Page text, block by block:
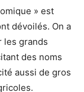
» est
dévoilés. On a
les grands
des noms
aussi de gros